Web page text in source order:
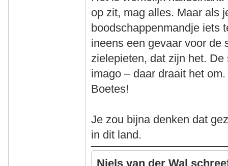
op zit, mag alles. Maar als
boodschappenmandje iets
ineens een gevaar voor de
zielepieten, dat zijn het.
imago – daar draait het
Boetes!
Je zou bijna denken dat
in dit land.
Niels van der Wal